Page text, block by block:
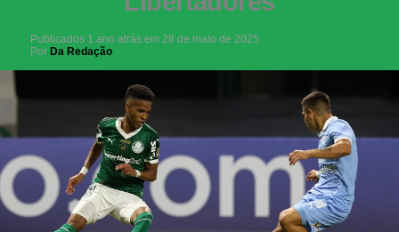
Publicados 1 ano atrás em 28 de maio de 2025
Por Da Redação